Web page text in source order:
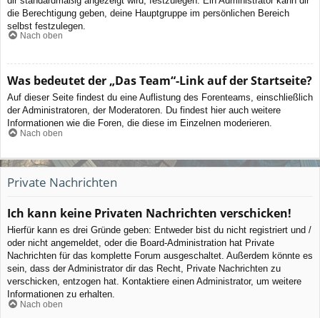
die Berechtigung geben, deine Hauptgruppe im persönlichen Bereich
selbst festzulegen.
Nach oben
Was bedeutet der „Das Team“-Link auf der Startseite?
Auf dieser Seite findest du eine Auflistung des Forenteams, einschließlich
der Administratoren, der Moderatoren. Du findest hier auch weitere
Informationen wie die Foren, die diese im Einzelnen moderieren.
Nach oben
Private Nachrichten
Ich kann keine Privaten Nachrichten verschicken!
Hierfür kann es drei Gründe geben: Entweder bist du nicht registriert und /
oder nicht angemeldet, oder die Board-Administration hat Private
Nachrichten für das komplette Forum ausgeschaltet. Außerdem könnte es
sein, dass der Administrator dir das Recht, Private Nachrichten zu
verschicken, entzogen hat. Kontaktiere einen Administrator, um weitere
Informationen zu erhalten.
Nach oben